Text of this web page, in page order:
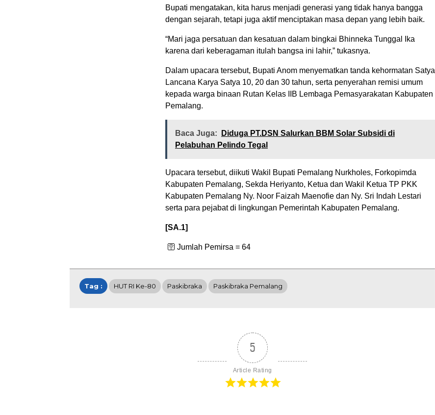
Bupati mengatakan, kita harus menjadi generasi yang tidak hanya bangga
dengan sejarah, tetapi juga aktif menciptakan masa depan yang lebih baik.
“Mari jaga persatuan dan kesatuan dalam bingkai Bhinneka Tunggal Ika
karena dari keberagaman itulah bangsa ini lahir,” tukasnya.
Dalam upacara tersebut, Bupati Anom menyematkan tanda kehormatan Satya
Lancana Karya Satya 10, 20 dan 30 tahun, serta penyerahan remisi umum
kepada warga binaan Rutan Kelas IIB Lembaga Pemasyarakatan Kabupaten
Pemalang.
Baca Juga:
Diduga PT.DSN Salurkan BBM Solar Subsidi di
Pelabuhan Pelindo Tegal
Upacara tersebut, diikuti Wakil Bupati Pemalang Nurkholes, Forkopimda
Kabupaten Pemalang, Sekda Heriyanto, Ketua dan Wakil Ketua TP PKK
Kabupaten Pemalang Ny. Noor Faizah Maenofie dan Ny. Sri Indah Lestari
serta para pejabat di lingkungan Pemerintah Kabupaten Pemalang.
[SA.1]
🛜 Jumlah Pemirsa = 64
Tag : HUT RI Ke-80 Paskibraka Paskibraka Pemalang
5
Article Rating